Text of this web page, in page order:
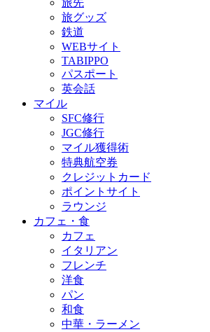
旅先
旅グッズ
鉄道
WEBサイト
TABIPPO
パスポート
英会話
マイル
SFC修行
JGC修行
マイル獲得術
特典航空券
クレジットカード
ポイントサイト
ラウンジ
カフェ・食
カフェ
イタリアン
フレンチ
洋食
パン
和食
中華・ラーメン